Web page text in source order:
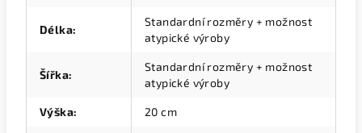
Délka:
Standardní rozměry + možnost
atypické výroby
Šířka:
Standardní rozměry + možnost
atypické výroby
Výška: 20 cm